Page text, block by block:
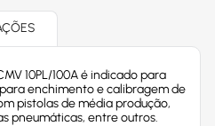
10PL/100A é indicado para
enchimento e calibragem de
pistolas de média produção,
pneumáticas, entre outros.